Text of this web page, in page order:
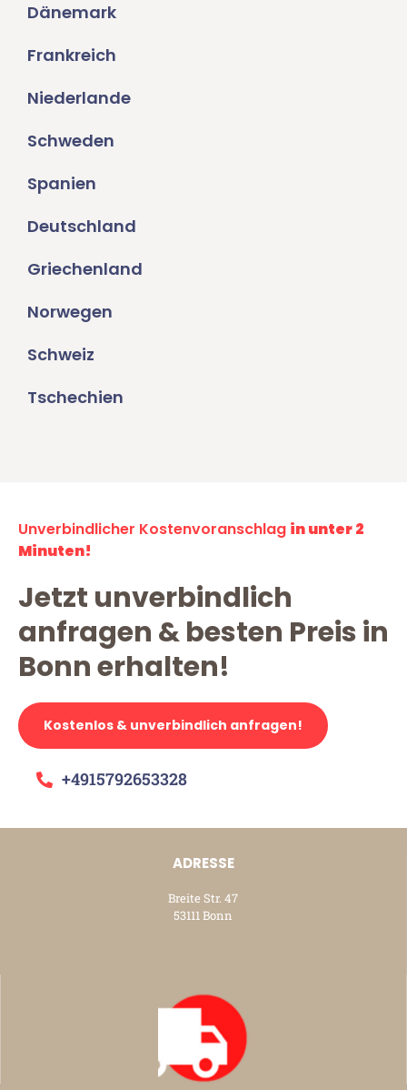
Dänemark
Frankreich
Niederlande
Schweden
Spanien
Deutschland
Griechenland
Norwegen
Schweiz
Tschechien
Unverbindlicher Kostenvoranschlag in unter 2
Minuten!
Jetzt unverbindlich
anfragen & besten Preis in
Bonn erhalten!
Kostenlos & unverbindlich anfragen!
+4915792653328
ADRESSE
Breite Str. 47
53111 Bonn